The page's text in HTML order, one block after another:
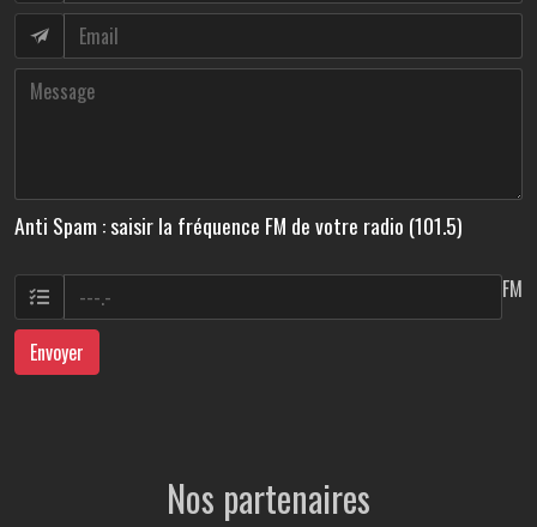
Anti Spam : saisir la fréquence FM de votre radio (101.5)
FM
Envoyer
Nos partenaires